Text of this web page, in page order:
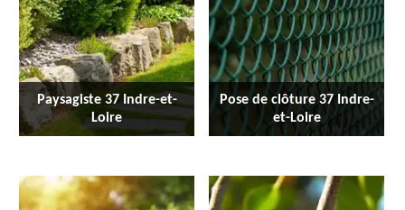
Paysagiste 37 Indre-et-
Loire
Pose de clôture 37 Indre-
et-Loire